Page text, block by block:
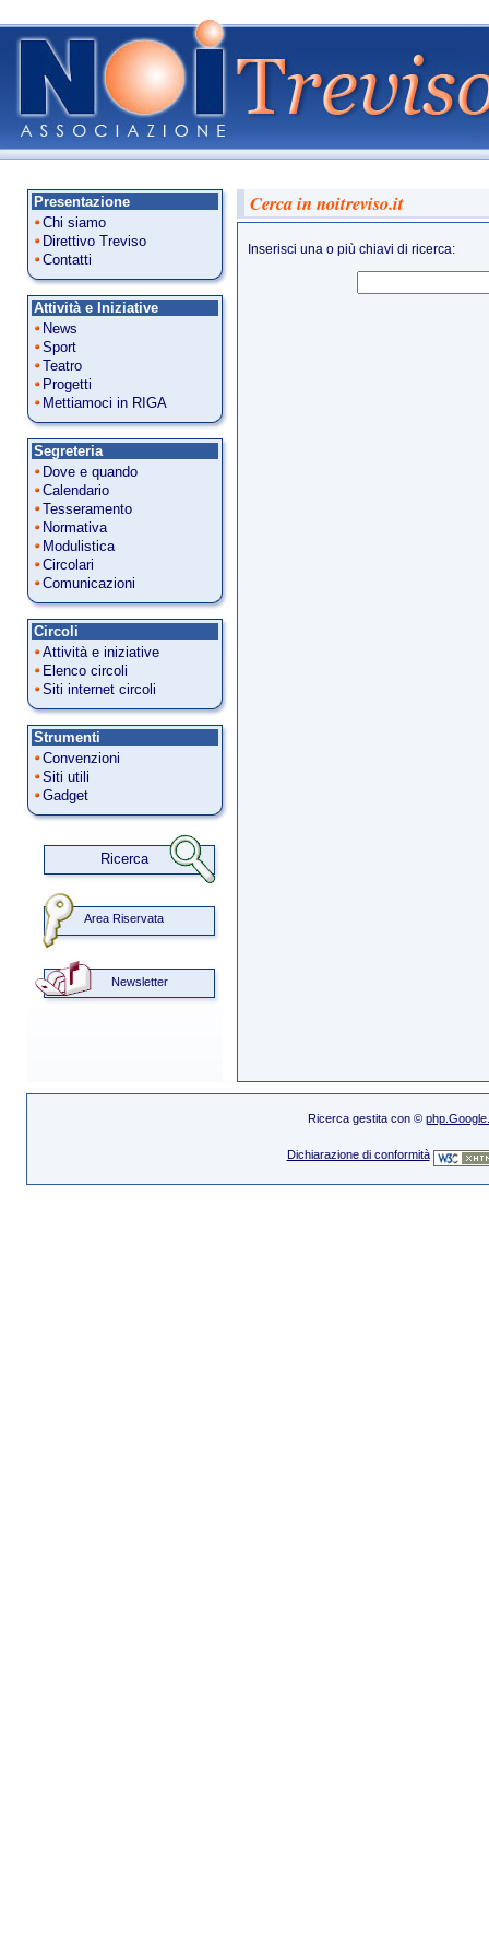
Presentazione
Chi siamo
Direttivo Treviso
Contatti
Attività e Iniziative
News
Sport
Teatro
Progetti
Mettiamoci in RIGA
Segreteria
Dove e quando
Calendario
Tesseramento
Normativa
Modulistica
Circolari
Comunicazioni
Circoli
Attività e iniziative
Elenco circoli
Siti internet circoli
Strumenti
Convenzioni
Siti utili
Gadget
Ricerca
Area Riservata
Newsletter
Cerca in noitreviso.it
Inserisci una o più chiavi di ricerca:
Ricerca gestita con ©
Dichiarazione di conformità